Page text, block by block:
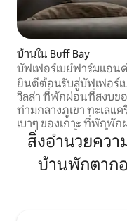
บ้านใน Buff Bay
บัฟเฟอร์เบย์ฟาร์มแอน
กว้างขวาง
ยินดีต้อนรับสู่บัฟเฟอร์
วิลล่า ที่พักผ่อนที่สงบ
ท่ามกลางภูเขา ทะเลแ
เบาๆ ของเกาะ ที่พักพั
นอน 3 ห้องน้ำแห่งนี้มี
นวลของความหรูหรา
และความอบอุ่นแบบจาไม
มาพร้อมกับพระอาทิต
สิ่งอำนวยคว
บ้านพักตากอ